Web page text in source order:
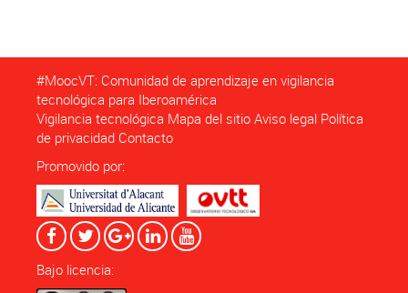
#MoocVT: Comunidad de aprendizaje en vigilancia
tecnológica para Iberoamérica
Vigilancia tecnológica Mapa del sitio Aviso legal Política
de privacidad Contacto
Promovido por:
Bajo licencia: